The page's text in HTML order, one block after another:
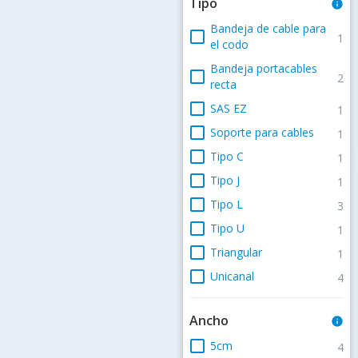
info
check_box_outline_blank Bandeja de cable para
el codo
1
check_box_outline_blank Bandeja portacables
recta
2
check_box_outline_blank SAS EZ 1
check_box_outline_blank Soporte para cables 1
check_box_outline_blank Tipo C 1
check_box_outline_blank Tipo J 1
check_box_outline_blank Tipo L 3
check_box_outline_blank Tipo U 1
check_box_outline_blank Triangular 1
check_box_outline_blank Unicanal 4
Ancho info
check_box_outline_blank 5cm 4